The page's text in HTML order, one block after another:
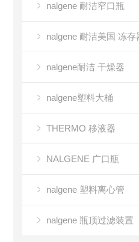
nalgene 耐洁窄口瓶
nalgene 耐洁美国 冻存
nalgene耐洁 干燥器
nalgene塑料大桶
THERMO 移液器
NALGENE 广口瓶
nalgene 塑料离心管
nalgene 瓶顶过滤装置